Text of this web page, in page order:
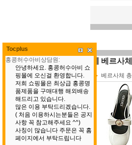
베르사체
베르사체 총
Tocplus